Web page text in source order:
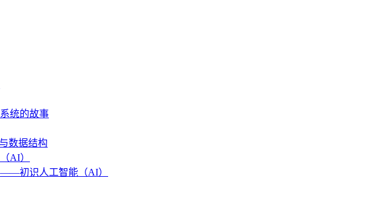
统的故事
数据结构
AI）
——初识人工智能（AI）